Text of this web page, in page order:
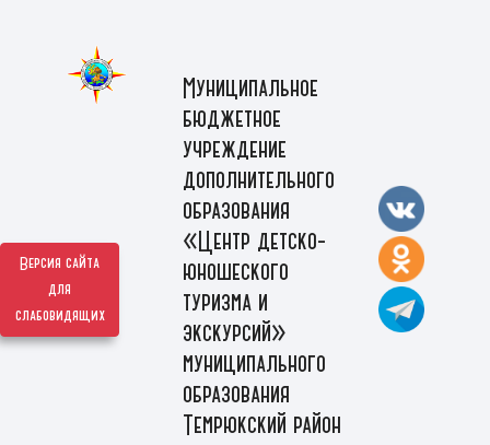
Версия сайта
для
слабовидящих
Муниципальное
бюджетное
учреждение
дополнительного
образования
«Центр детско-
юношеского
туризма и
экскурсий»
муниципального
образования
Темрюкский район